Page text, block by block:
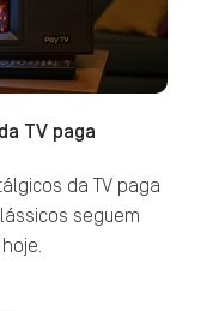
TV paga
da TV paga
seguem